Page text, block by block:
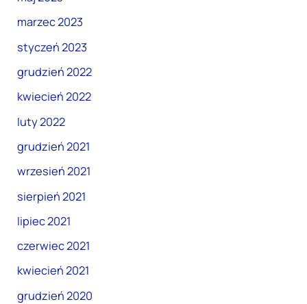
marzec 2023
styczeń 2023
grudzień 2022
kwiecień 2022
luty 2022
grudzień 2021
wrzesień 2021
sierpień 2021
lipiec 2021
czerwiec 2021
kwiecień 2021
grudzień 2020